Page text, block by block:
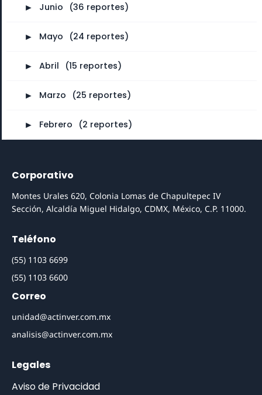
► Junio (36 reportes)
► Mayo (24 reportes)
► Abril (15 reportes)
► Marzo (25 reportes)
► Febrero (2 reportes)
Corporativo
Montes Urales 620, Colonia Lomas de Chapultepec IV
Sección, Alcaldía Miguel Hidalgo, CDMX, México, C.P. 11000.
Teléfono
(55) 1103 6699
(55) 1103 6600
Correo
unidad@actinver.com.mx
analisis@actinver.com.mx
Legales
Aviso de Privacidad